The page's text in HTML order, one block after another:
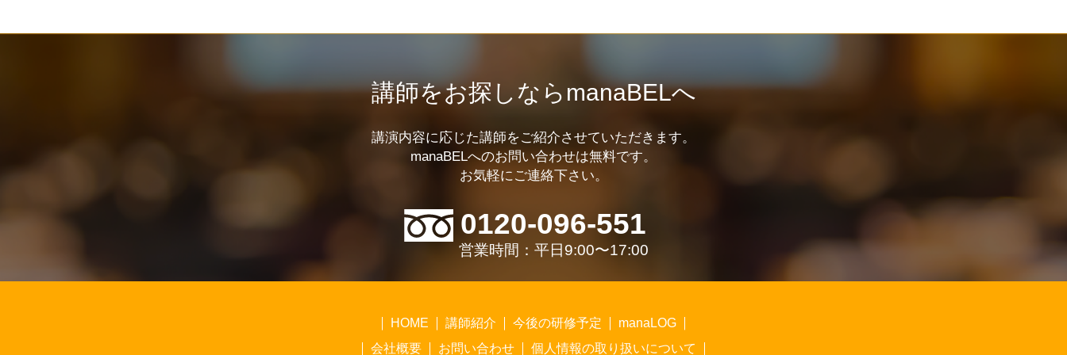
講師をお探しならmanaBELへ
講演内容に応じた講師をご紹介させていただきます。
manaBELへのお問い合わせは無料です。
お気軽にご連絡下さい。
0120-096-551
営業時間：平日9:00〜17:00
HOME 講師紹介 今後の研修予定
manaLOG
会社概要
お問い合わせ 個人情報の取り扱いについて